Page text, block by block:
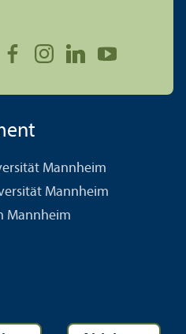
Mannheim
Mannheim
Mannheim